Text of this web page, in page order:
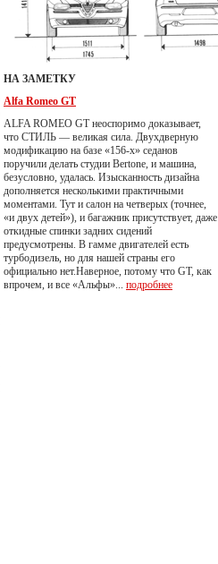
НА ЗАМЕТКУ
Alfa Romeo GT
ALFA ROMEO GT неоспоримо доказывает,
что СТИЛЬ — великая сила. Двухдверную
модификацию на базе «156-х» седанов
поручили делать студии Bertone, и машина,
безусловно, удалась. Изысканность дизайна
дополняется несколькими практичными
моментами. Тут и салон на четверых (точнее,
«и двух детей»), и багажник присутствует, даже
откидные спинки задних сидений
предусмотрены. В гамме двигателей есть
турбодизель, но для нашей страны его
официально нет.Наверное, потому что GT, как
впрочем, и все «Альфы»... подробнее